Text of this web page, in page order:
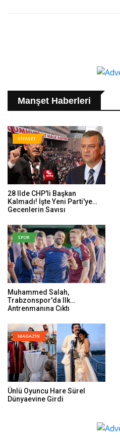
Manşet Haberleri
SİYASET
28 Ilde CHP'li Başkan
Kalmadı! İşte Yeni Parti'ye
Geçenlerin Sayısı
SPOR
Muhammed Salah,
Trabzonspor'da Ilk
Antrenmanına Çıktı
MAGAZİN
Ünlü Oyuncu Hare Sürel
Dünyaevine Girdi